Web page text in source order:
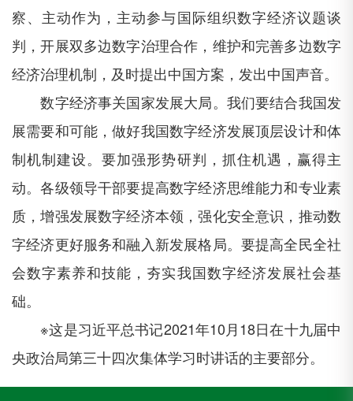
察、主动作为，主动参与国际组织数字经济议题谈
判，开展双多边数字治理合作，维护和完善多边数字
经济治理机制，及时提出中国方案，发出中国声音。
数字经济事关国家发展大局。我们要结合我国发
展需要和可能，做好我国数字经济发展顶层设计和体
制机制建设。要加强形势研判，抓住机遇，赢得主
动。各级领导干部要提高数字经济思维能力和专业素
质，增强发展数字经济本领，强化安全意识，推动数
字经济更好服务和融入新发展格局。要提高全民全社
会数字素养和技能，夯实我国数字经济发展社会基
础。
※这是习近平总书记2021年10月18日在十九届中
央政治局第三十四次集体学习时讲话的主要部分。